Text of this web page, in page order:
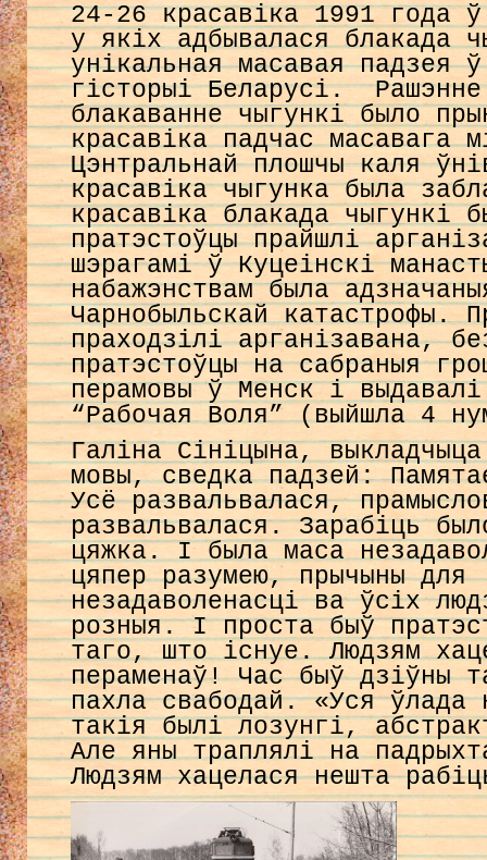
24-26 красавіка 1991 года
у якіх адбывалася блакада
унікальная масавая падзея
гісторыі Беларусі.
блакаванне чыгункі было
красавіка падчас масавага
Цэнтральнай плошчы каля
красавіка чыгунка была
красавіка блакада чыгункі
пратэстоўцы прайшлі
шэрагамі ў Куцеінскі
набажэнствам была
Чарнобыльскай катастрофы.
праходзілі арганізавана,
пратэстоўцы на сабраныя
перамовы ў Менск і
“Рабочая Воля” (выйшла 4
Галіна Сініцына,
мовы, сведка падзей:
Усё развальвалася,
развальвалася. Зарабіць
цяжка. І была маса
цяпер разумею, прычыны для
незадаволенасці ва ўсіх
розныя. І проста быў
таго, што існуе. Людзям
пераменаў! Час быў дзіўны
пахла свабодай. «Уся ўлада
такія былі лозунгі,
Але яны траплялі на
Людзям хацелася нешта